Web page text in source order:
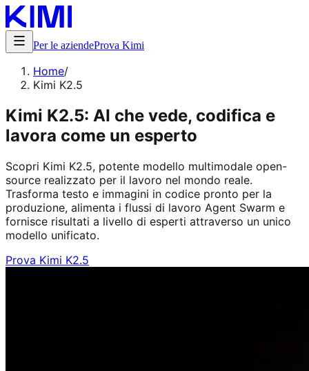
Per le aziendeProva Kimi
Home/
Kimi K2.5
Kimi K2.5: AI che vede, codifica e
lavora come un esperto
Scopri Kimi K2.5, potente modello multimodale open-
source realizzato per il lavoro nel mondo reale.
Trasforma testo e immagini in codice pronto per la
produzione, alimenta i flussi di lavoro Agent Swarm e
fornisce risultati a livello di esperti attraverso un unico
modello unificato.
Prova Kimi K2.5